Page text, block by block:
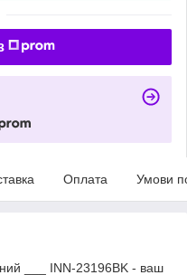
Оплата Умови
___ INN-23196BK - ваш